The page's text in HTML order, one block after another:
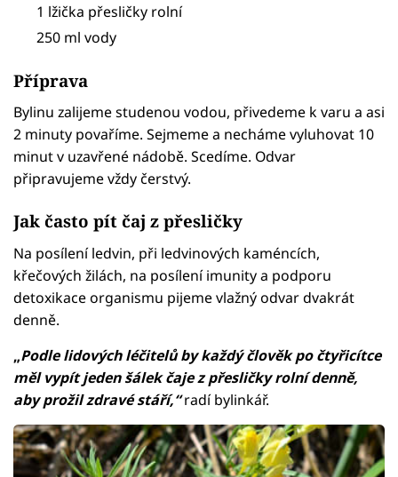
1 lžička přesličky rolní
250 ml vody
Příprava
Bylinu zalijeme studenou vodou, přivedeme k varu a asi
2 minuty povaříme. Sejmeme a necháme vyluhovat 10
minut v uzavřené nádobě. Scedíme. Odvar
připravujeme vždy čerstvý.
Jak často pít čaj z přesličky
Na posílení ledvin, při ledvinových kaméncích,
křečových žilách, na posílení imunity a podporu
detoxikace organismu pijeme vlažný odvar dvakrát
denně.
„Podle lidových léčitelů by každý člověk po čtyřicítce
měl vypít jeden šálek čaje z přesličky rolní denně,
aby prožil zdravé stáří,“ radí bylinkář.